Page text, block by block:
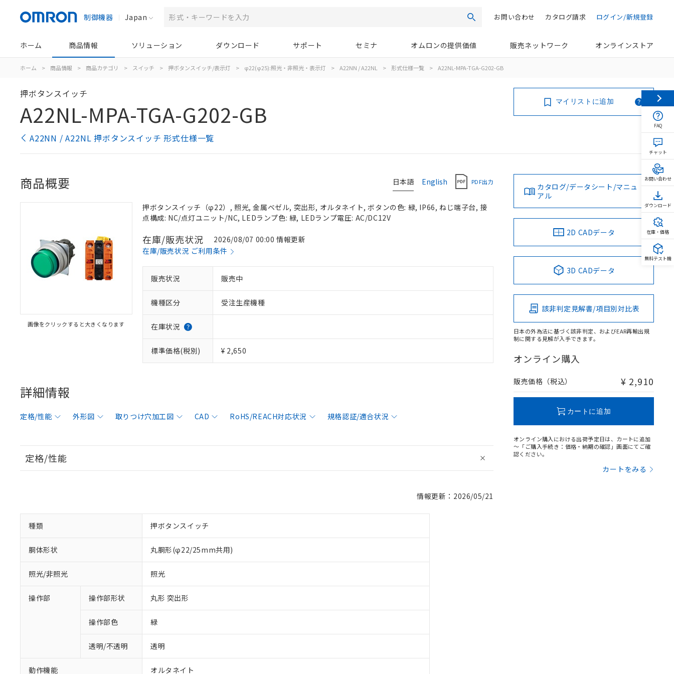
制御機器 Japan 検索 ログイン/新規登録
カタログ請求
お問い合わせ
ホーム 商品情報 ソリューション ダウンロード サポート セミナ オムロンの提供価値 販売ネットワーク オンラインストア
ホーム > 商品情報 > 商品カテゴリ > スイッチ > 押ボタンスイッチ/表示灯 > φ22(φ25):照光・非照光・表示灯 > A22NN / A22NL > 形式仕様一覧 > A22NL-MPA-TGA-G202-GB
押ボタンスイッチ
A22NL-MPA-TGA-G202-GB
A22NN / A22NL 押ボタンスイッチ 形式仕様一覧
マイリストに追加
日本語 English PDF出力
商品概要
画像をクリックすると大きくなります
押ボタンスイッチ（φ22）, 照光, 金属ベゼル, 突出形, オルタネイト, ボタンの色: 緑, IP66, ねじ端子台, 接
点構成: NC/点灯ユニット/NC, LEDランプ色: 緑, LEDランプ電圧: AC/DC12V
在庫/販売状況
2026/08/07 00:00 情報更新
在庫/販売状況 ご利用条件
販売状況 販売中
機種区分 受注生産機種
在庫状況
標準価格(税別) ¥ 2,650
詳細情報
定格/性能 外形図 取りつけ穴加工図 CAD RoHS/REACH対応状況 規格認証/適合状況
定格/性能
情報更新：2026/05/21
種類 押ボタンスイッチ
胴体形状 丸胴形(φ22/25mm共用)
照光/非照光 照光
操作部 操作部形状 丸形 突出形
操作部色 緑
透明/不透明 透明
動作機能 オルタネイト
カタログ/データシート/マニュ
アル
2D CADデータ
3D CADデータ
該非判定見解書/項目別対比表
日本の外為法に基づく該非判定、およびEAR再輸出規
制に関する見解が入手できます。
オンライン購入
販売価格（税込） ¥ 2,910
カートに追加
オンライン購入における出荷予定日は、カートに追加
～「ご購入手続き：価格・納期の確認」画面にてご確
認ください。
カートをみる
FAQ
チャット
お問い合わせ
ダウンロード
在庫・価格
無料テスト機